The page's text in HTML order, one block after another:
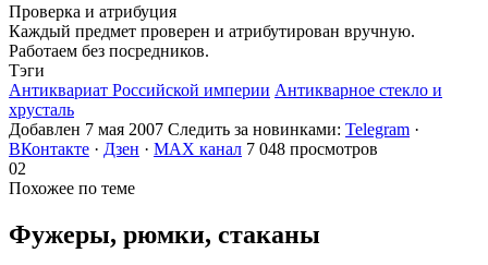
Проверка и атрибуция
Каждый предмет проверен и атрибутирован вручную.
Работаем без посредников.
Тэги
Антиквариат Российской империи Антикварное стекло и
хрусталь
Добавлен 7 мая 2007 Следить за новинками: Telegram ·
ВКонтакте · Дзен · MAX канал 7 048 просмотров
02
Похожее по теме
Фужеры, рюмки, стаканы